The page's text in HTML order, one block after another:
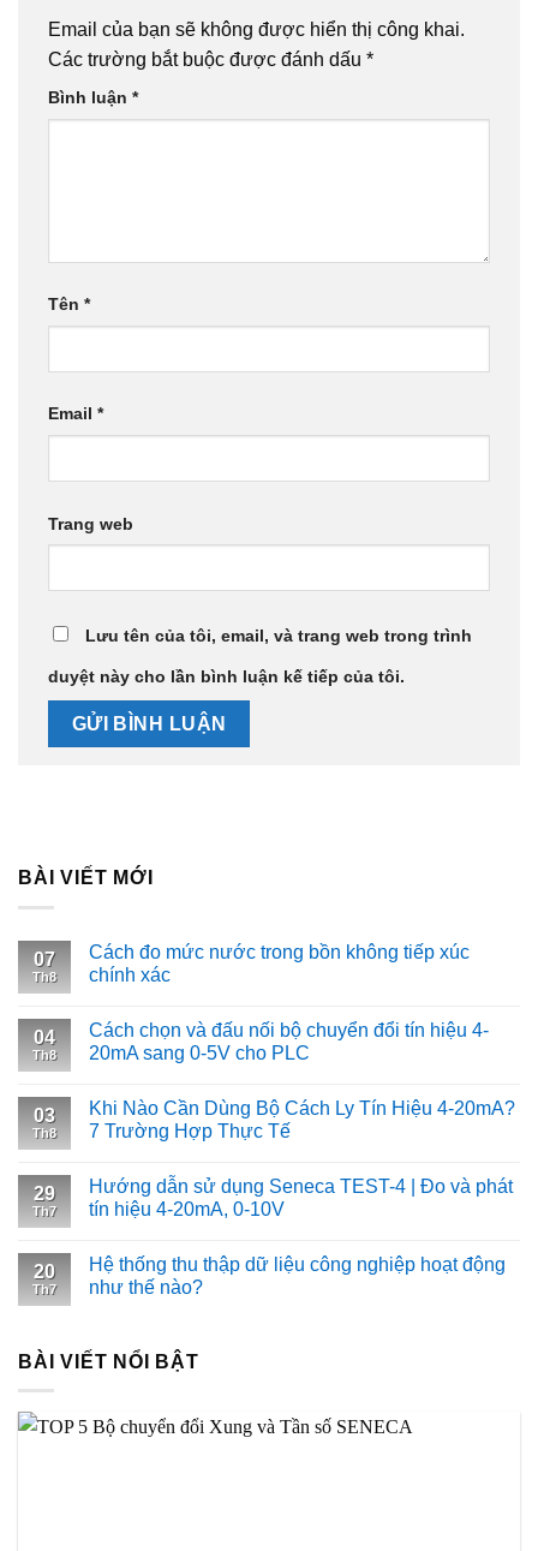
Email của bạn sẽ không được hiển thị công khai.
Các trường bắt buộc được đánh dấu *
Bình luận *
Tên *
Email *
Trang web
Lưu tên của tôi, email, và trang web trong trình
duyệt này cho lần bình luận kế tiếp của tôi.
BÀI VIẾT MỚI
07
Th8
Cách đo mức nước trong bồn không tiếp xúc
chính xác
04
Th8
Cách chọn và đấu nối bộ chuyển đổi tín hiệu 4-
20mA sang 0-5V cho PLC
03
Th8
Khi Nào Cần Dùng Bộ Cách Ly Tín Hiệu 4-20mA?
7 Trường Hợp Thực Tế
29
Th7
Hướng dẫn sử dụng Seneca TEST-4 | Đo và phát
tín hiệu 4-20mA, 0-10V
20
Th7
Hệ thống thu thập dữ liệu công nghiệp hoạt động
như thế nào?
BÀI VIẾT NỔI BẬT